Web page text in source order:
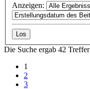
Anzeigen:
Die Suche ergab 42 Treffer
1
2
3